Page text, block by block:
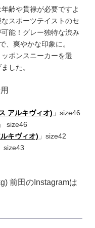
齢や貫禄が必要ですよ
スポーツテイストのセ
能！ グレー独特な渋み
、爽やかな印象に。
ポンスニーカーを選
した。
アルキヴィオ) 」size46
」 size46
キヴィオ) 」size42
size43
前田のInstagramは